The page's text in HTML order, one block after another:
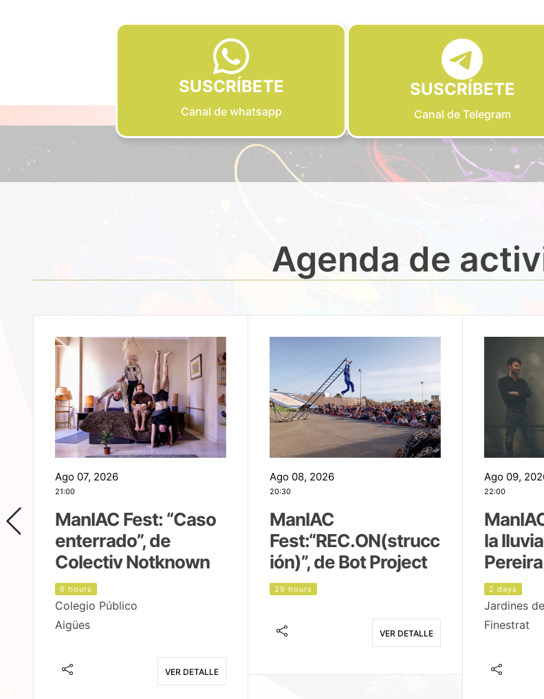
SUSCRÍBETE
Canal de whatsapp
SUSCRÍBETE
Canal de Telegram
Agenda de
Ago 07, 2026
21:00
ManIAC Fest: “Caso
enterrado”, de
Colectiv Notknown
6 hours
Colegio Público
Aigües
VER DETALLE
Ago 08, 2026
20:30
ManIAC
Fest:“REC.ON(strucc
ión)”, de Bot Project
29 hours
VER DETALLE
Ago 09,
22:00
la
2 days
Jardines
Finestrat